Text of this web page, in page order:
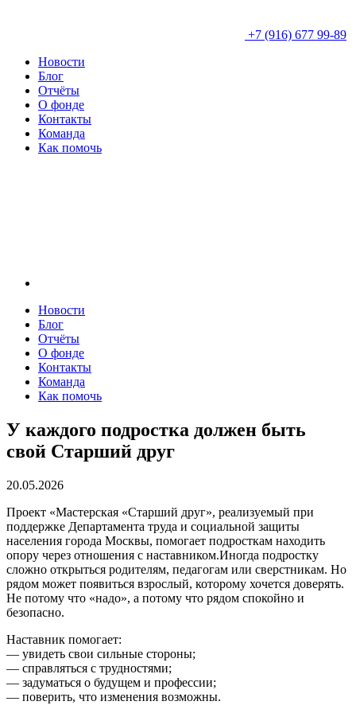
+7 (916) 677 99-89
Новости
Блог
Отчёты
О фонде
Контакты
Команда
Как помочь
Новости
Блог
Отчёты
О фонде
Контакты
Команда
Как помочь
У каждого подростка должен быть
свой Старший друг
20.05.2026
Проект «Мастерская «Старший друг», реализуемый при
поддержке Департамента труда и социальной защиты
населения города Москвы, помогает подросткам находить
опору через отношения с наставником.Иногда подростку
сложно открыться родителям, педагогам или сверстникам. Но
рядом может появиться взрослый, которому хочется доверять.
Не потому что «надо», а потому что рядом спокойно и
безопасно.
Наставник помогает:
— увидеть свои сильные стороны;
— справляться с трудностями;
— задуматься о будущем и профессии;
— поверить, что изменения возможны.